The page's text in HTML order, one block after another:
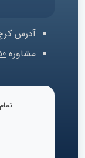
آدرس
مشاوره